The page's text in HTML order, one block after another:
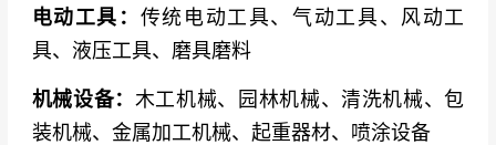
电动工具： 传统电动工具、气动工具、风动工
具、液压工具、磨具磨料
机械设备： 木工机械、园林机械、清洗机械、包
装机械、金属加工机械、起重器材、喷涂设备